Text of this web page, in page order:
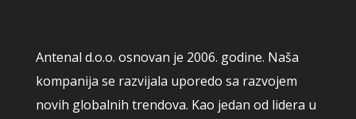
Antenal d.o.o. osnovan je 2006. godine. Naša
kompanija se razvijala uporedo sa razvojem
novih globalnih trendova. Kao jedan od lidera u